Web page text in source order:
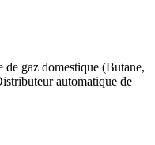
de gaz domestique (Butane,
automatique de